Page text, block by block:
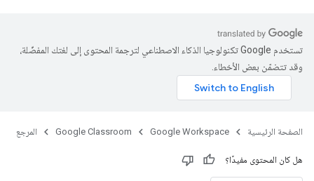
تستخدم Google تكنولوجيا الذكاء الاصطناعي لترجمة المحتوى إلى لغتك المفضّلة،
وقد تتضمّن بعض الأخطاء.
الصفحة الرئيسية Google Workspace
Google Classroom المرجع
هل كان المحتوى مفيدًا؟